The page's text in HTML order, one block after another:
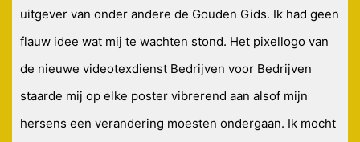
uitgever van onder andere de Gouden Gids. Ik had geen
flauw idee wat mij te wachten stond. Het pixellogo van
de nieuwe videotexdienst Bedrijven voor Bedrijven
staarde mij op elke poster vibrerend aan alsof mijn
hersens een verandering moesten ondergaan. Ik mocht